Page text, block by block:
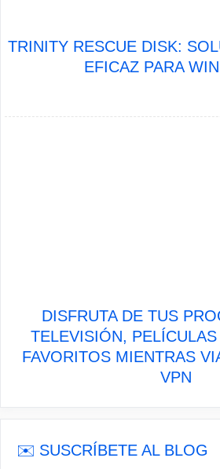
TRINITY RESCUE DISK:
EFICAZ PARA
DISFRUTA DE TUS
TELEVISIÓN,
FAVORITOS MIENTRAS
VPN
✉️ SUSCRÍBETE AL BLOG